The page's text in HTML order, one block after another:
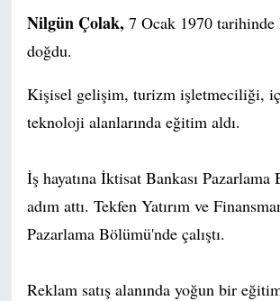
Nilgün Çolak, 7 Ocak 1970 tarihinde
doğdu.
Kişisel gelişim, turizm işletmeciliği,
teknoloji alanlarında eğitim aldı.
İş hayatına İktisat Bankası Pazarlama
adım attı. Tekfen Yatırım ve
Pazarlama Bölümü'nde çalıştı.
Reklam satış alanında yoğun bir
Haber Arşivi